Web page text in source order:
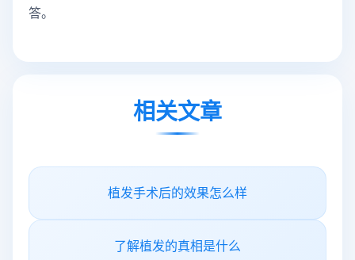
答。
相关文章
植发手术后的效果怎么样
了解植发的真相是什么